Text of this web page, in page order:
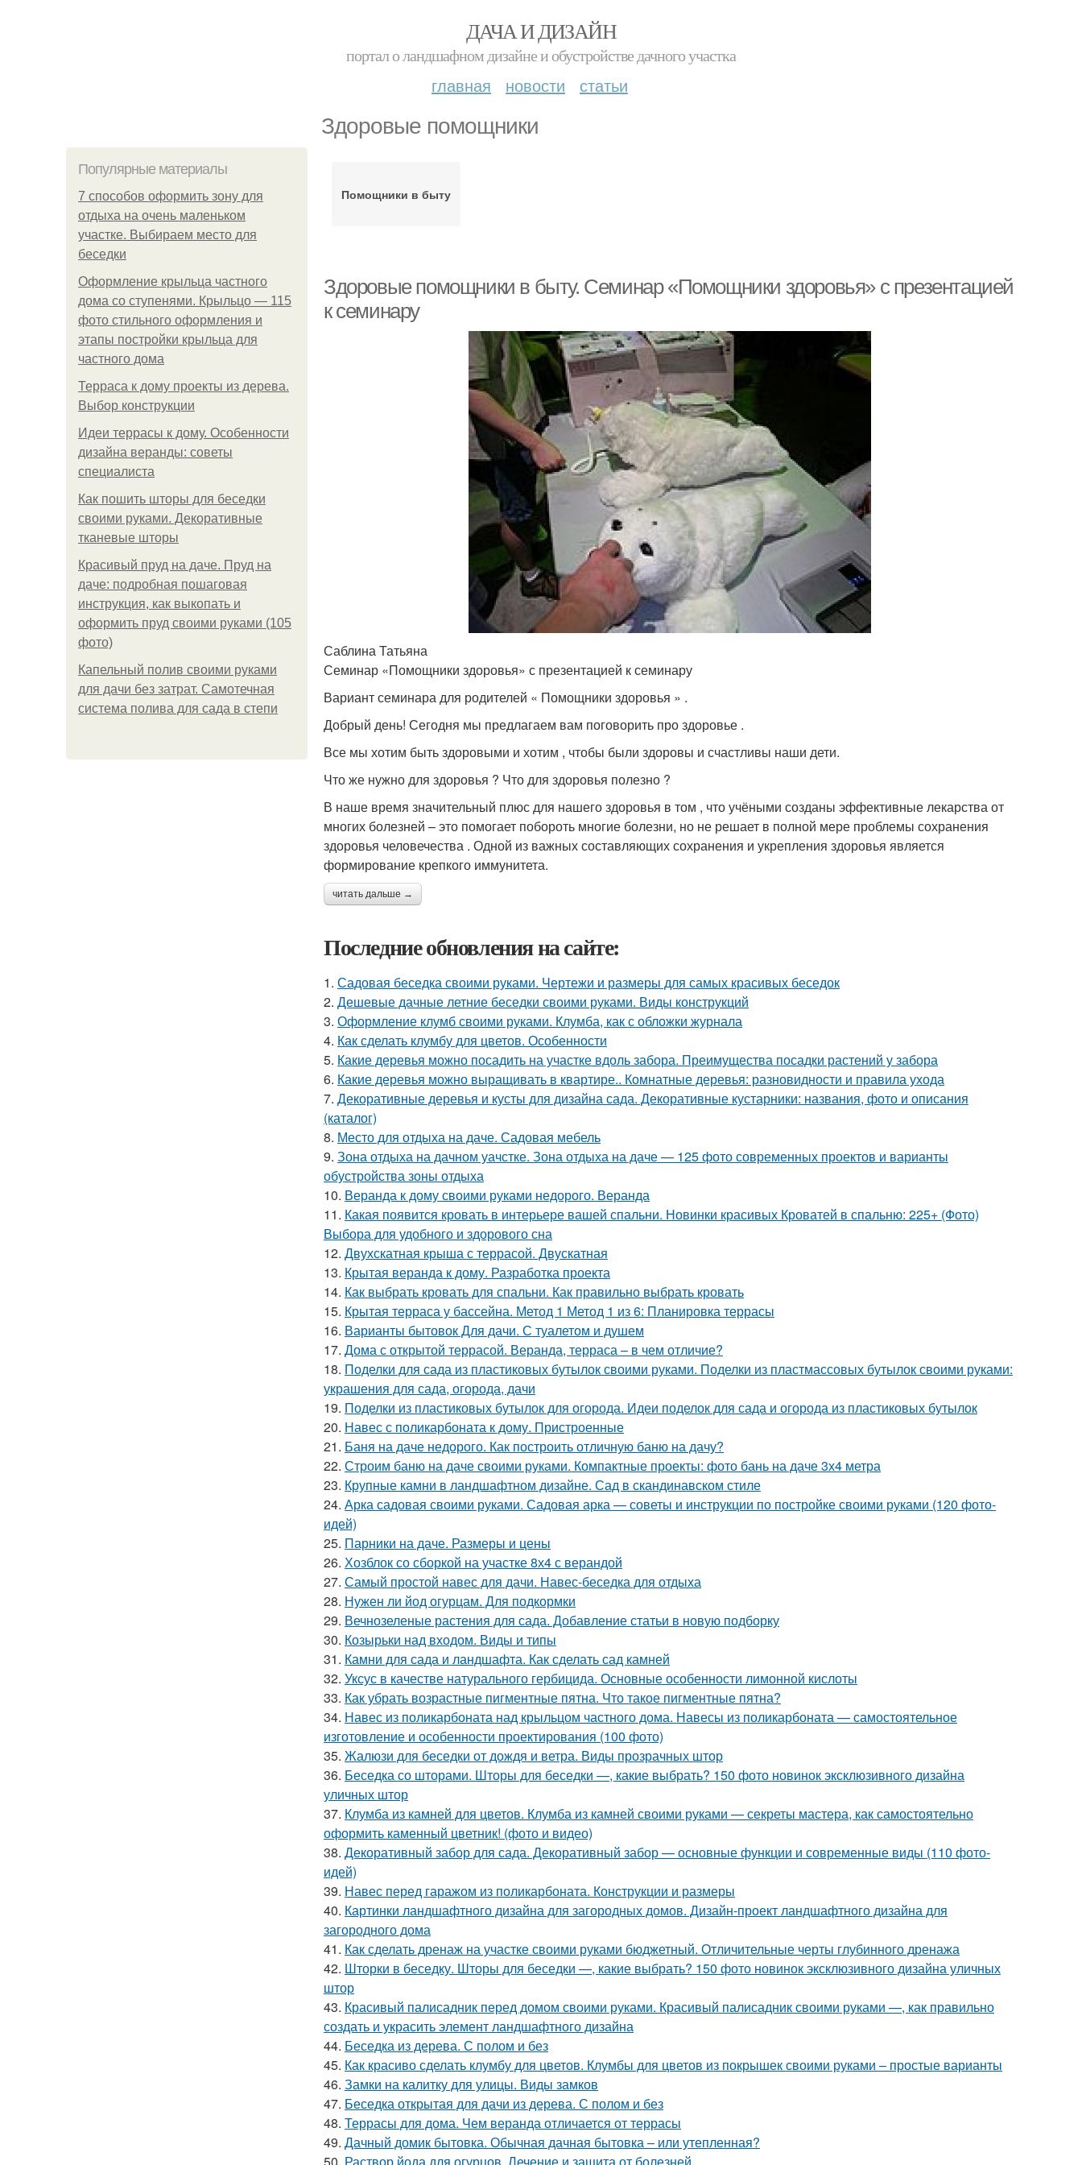
ДАЧА И ДИЗАЙН
портал о ландшафном дизайне и обустройстве дачного участка
главная новости статьи
Здоровые помощники
Популярные материалы
7 способов оформить зону для
отдыха на очень маленьком
участке. Выбираем место для
беседки
Оформление крыльца частного
дома со ступенями. Крыльцо — 115
фото стильного оформления и
этапы постройки крыльца для
частного дома
Терраса к дому проекты из дерева.
Выбор конструкции
Идеи террасы к дому. Особенности
дизайна веранды: советы
специалиста
Как пошить шторы для беседки
своими руками. Декоративные
тканевые шторы
Красивый пруд на даче. Пруд на
даче: подробная пошаговая
инструкция, как выкопать и
оформить пруд своими руками (105
фото)
Капельный полив своими руками
для дачи без затрат. Самотечная
система полива для сада в степи
Помощники в быту
Здоровые помощники в быту. Семинар «Помощники здоровья» с презентацией
к семинару
Саблина Татьяна
Семинар «Помощники здоровья» с презентацией к семинару
Вариант семинара для родителей « Помощники здоровья » .
Добрый день! Сегодня мы предлагаем вам поговорить про здоровье .
Все мы хотим быть здоровыми и хотим , чтобы были здоровы и счастливы наши дети.
Что же нужно для здоровья ? Что для здоровья полезно ?
В наше время значительный плюс для нашего здоровья в том , что учёными созданы эффективные лекарства от
многих болезней – это помогает побороть многие болезни, но не решает в полной мере проблемы сохранения
здоровья человечества . Одной из важных составляющих сохранения и укрепления здоровья является
формирование крепкого иммунитета.
читать дальше →
Последние обновления на сайте:
1. Садовая беседка своими руками. Чертежи и размеры для самых красивых беседок
2. Дешевые дачные летние беседки своими руками. Виды конструкций
3. Оформление клумб своими руками. Клумба, как с обложки журнала
4. Как сделать клумбу для цветов. Особенности
5. Какие деревья можно посадить на участке вдоль забора. Преимущества посадки растений у забора
6. Какие деревья можно выращивать в квартире.. Комнатные деревья: разновидности и правила ухода
7. Декоративные деревья и кусты для дизайна сада. Декоративные кустарники: названия, фото и описания
(каталог)
8. Место для отдыха на даче. Садовая мебель
9. Зона отдыха на дачном уачстке. Зона отдыха на даче — 125 фото современных проектов и варианты
обустройства зоны отдыха
10. Веранда к дому своими руками недорого. Веранда
11. Какая появится кровать в интерьере вашей спальни. Новинки красивых Кроватей в спальню: 225+ (Фото)
Выбора для удобного и здорового сна
12. Двухскатная крыша с террасой. Двускатная
13. Крытая веранда к дому. Разработка проекта
14. Как выбрать кровать для спальни. Как правильно выбрать кровать
15. Крытая терраса у бассейна. Метод 1 Метод 1 из 6: Планировка террасы
16. Варианты бытовок Для дачи. С туалетом и душем
17. Дома с открытой террасой. Веранда, терраса – в чем отличие?
18. Поделки для сада из пластиковых бутылок своими руками. Поделки из пластмассовых бутылок своими руками:
украшения для сада, огорода, дачи
19. Поделки из пластиковых бутылок для огорода. Идеи поделок для сада и огорода из пластиковых бутылок
20. Навес с поликарбоната к дому. Пристроенные
21. Баня на даче недорого. Как построить отличную баню на дачу?
22. Строим баню на даче своими руками. Компактные проекты: фото бань на даче 3х4 метра
23. Крупные камни в ландшафтном дизайне. Сад в скандинавском стиле
24. Арка садовая своими руками. Садовая арка — советы и инструкции по постройке своими руками (120 фото-
идей)
25. Парники на даче. Размеры и цены
26. Хозблок со сборкой на участке 8х4 с верандой
27. Самый простой навес для дачи. Навес-беседка для отдыха
28. Нужен ли йод огурцам. Для подкормки
29. Вечнозеленые растения для сада. Добавление статьи в новую подборку
30. Козырьки над входом. Виды и типы
31. Камни для сада и ландшафта. Как сделать сад камней
32. Уксус в качестве натурального гербицида. Основные особенности лимонной кислоты
33. Как убрать возрастные пигментные пятна. Что такое пигментные пятна?
34. Навес из поликарбоната над крыльцом частного дома. Навесы из поликарбоната — самостоятельное
изготовление и особенности проектирования (100 фото)
35. Жалюзи для беседки от дождя и ветра. Виды прозрачных штор
36. Беседка со шторами. Шторы для беседки —, какие выбрать? 150 фото новинок эксклюзивного дизайна
уличных штор
37. Клумба из камней для цветов. Клумба из камней своими руками — секреты мастера, как самостоятельно
оформить каменный цветник! (фото и видео)
38. Декоративный забор для сада. Декоративный забор — основные функции и современные виды (110 фото-
идей)
39. Навес перед гаражом из поликарбоната. Конструкции и размеры
40. Картинки ландшафтного дизайна для загородных домов. Дизайн-проект ландшафтного дизайна для
загородного дома
41. Как сделать дренаж на участке своими руками бюджетный. Отличительные черты глубинного дренажа
42. Шторки в беседку. Шторы для беседки —, какие выбрать? 150 фото новинок эксклюзивного дизайна уличных
штор
43. Красивый палисадник перед домом своими руками. Красивый палисадник своими руками —, как правильно
создать и украсить элемент ландшафтного дизайна
44. Беседка из дерева. С полом и без
45. Как красиво сделать клумбу для цветов. Клумбы для цветов из покрышек своими руками – простые варианты
46. Замки на калитку для улицы. Виды замков
47. Беседка открытая для дачи из дерева. С полом и без
48. Террасы для дома. Чем веранда отличается от террасы
49. Дачный домик бытовка. Обычная дачная бытовка – или утепленная?